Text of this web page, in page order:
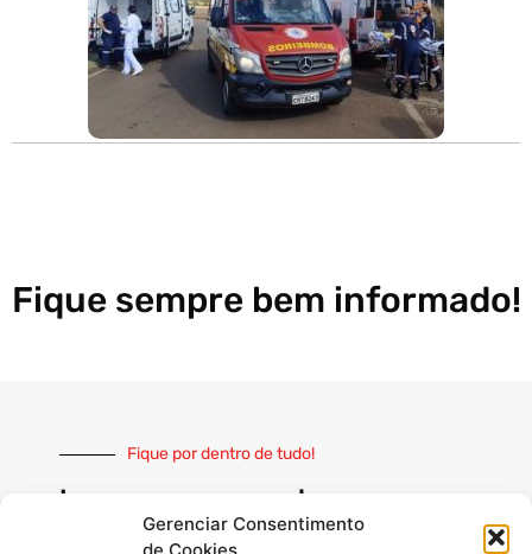
Gerenciar Consentimento
Fique sempre bem informado!
Fique por dentro de tudo!
Inscreva-se e receba nossas
notícias sempre atualizadas